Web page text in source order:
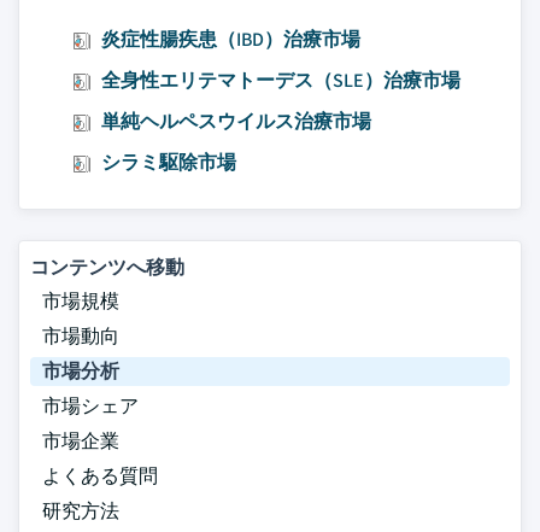
炎症性腸疾患（IBD）治療市場
全身性エリテマトーデス（SLE）治療市場
単純ヘルペスウイルス治療市場
シラミ駆除市場
コンテンツへ移動
市場規模
市場動向
市場分析
市場シェア
市場企業
よくある質問
研究方法